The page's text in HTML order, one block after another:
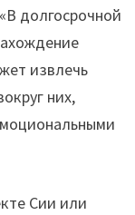
долгосрочной
извлечь
них,
Сии или